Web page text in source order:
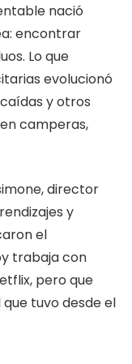
nació
encontrar
Lo que
evolucionó
y otros
camperas,
director
y
el
trabaja con
pero que
tuvo desde el